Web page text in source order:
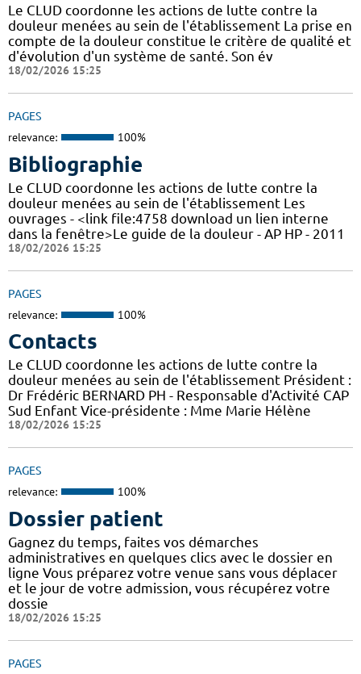
Le CLUD coordonne les actions de lutte contre la
douleur menées au sein de l'établissement La prise en
compte de la douleur constitue le critère de qualité et
d'évolution d'un système de santé. Son év
18/02/2026 15:25
PAGES
relevance: 100%
Bibliographie
Le CLUD coordonne les actions de lutte contre la
douleur menées au sein de l'établissement Les
ouvrages - <link file:4758 download un lien interne
dans la fenêtre>Le guide de la douleur - AP HP - 2011
18/02/2026 15:25
PAGES
relevance: 100%
Contacts
Le CLUD coordonne les actions de lutte contre la
douleur menées au sein de l'établissement Président :
Dr Frédéric BERNARD PH - Responsable d'Activité CAP
Sud Enfant Vice-présidente : Mme Marie Hélène
18/02/2026 15:25
PAGES
relevance: 100%
Dossier patient
Gagnez du temps, faites vos démarches
administratives en quelques clics avec le dossier en
ligne Vous préparez votre venue sans vous déplacer
et le jour de votre admission, vous récupérez votre
dossie
18/02/2026 15:25
PAGES